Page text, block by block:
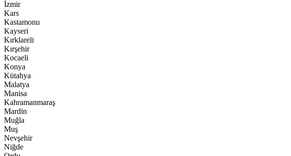
İzmir
Kars
Kastamonu
Kayseri
Kırklareli
Kırşehir
Kocaeli
Konya
Kütahya
Malatya
Manisa
Kahramanmaraş
Mardin
Muğla
Muş
Nevşehir
Niğde